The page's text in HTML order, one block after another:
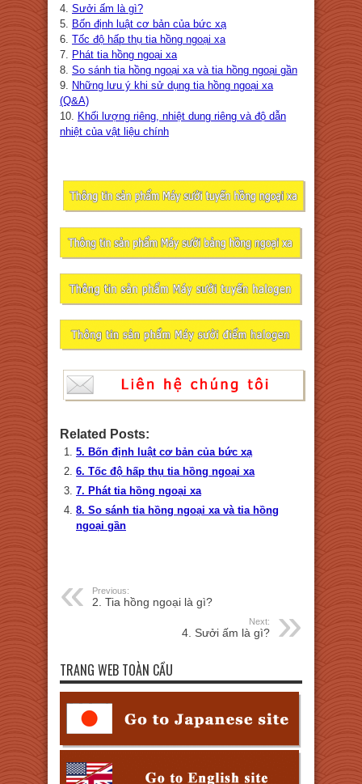
4. Sưởi ấm là gì?
5. Bốn định luật cơ bản của bức xạ
6. Tốc độ hấp thụ tia hồng ngoại xa
7. Phát tia hồng ngoại xa
8. So sánh tia hồng ngoại xa và tia hồng ngoại gần
9. Những lưu ý khi sử dụng tia hồng ngoại xa
(Q&A)
10. Khối lượng riêng, nhiệt dung riêng và độ dẫn
nhiệt của vật liệu chính
Related Posts:
5. Bốn định luật cơ bản của bức xạ
6. Tốc độ hấp thụ tia hồng ngoại xa
7. Phát tia hồng ngoại xa
8. So sánh tia hồng ngoại xa và tia hồng
ngoại gần
Previous:
2. Tia hồng ngoại là gì?
Next:
4. Sưởi ấm là gì?
TRANG WEB TOÀN CẦU